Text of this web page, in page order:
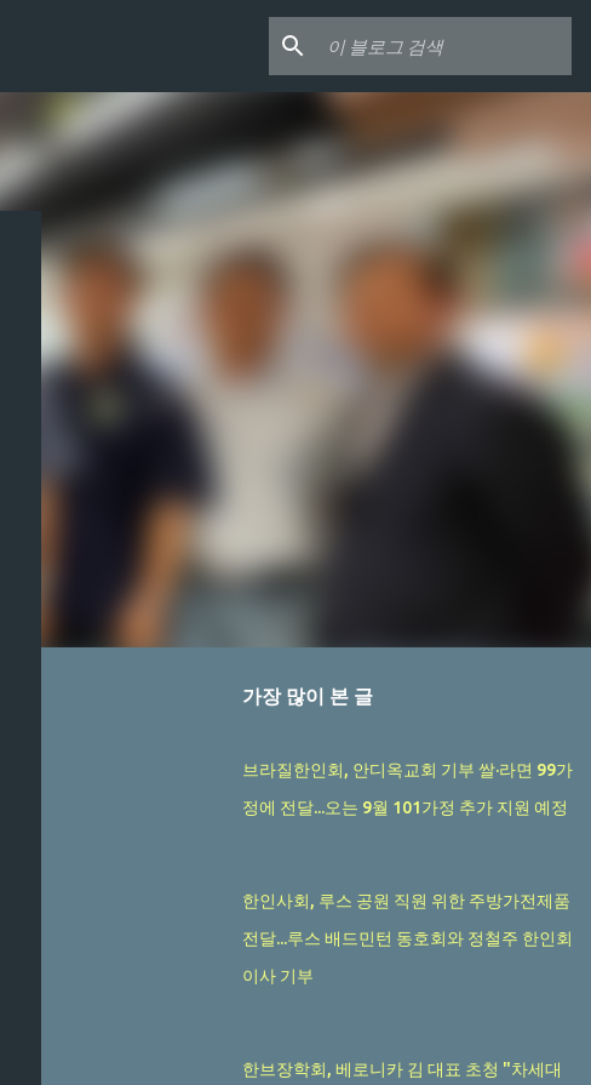
가장 많이 본 글
브라질한인회, 안디옥교회 기부 쌀·라면 99가
정에 전달...오는 9월 101가정 추가 지원 예정
한인사회, 루스 공원 직원 위한 주방가전제품
전달...루스 배드민턴 동호회와 정철주 한인회
이사 기부
한브장학회, 베로니카 김 대표 초청 "차세대